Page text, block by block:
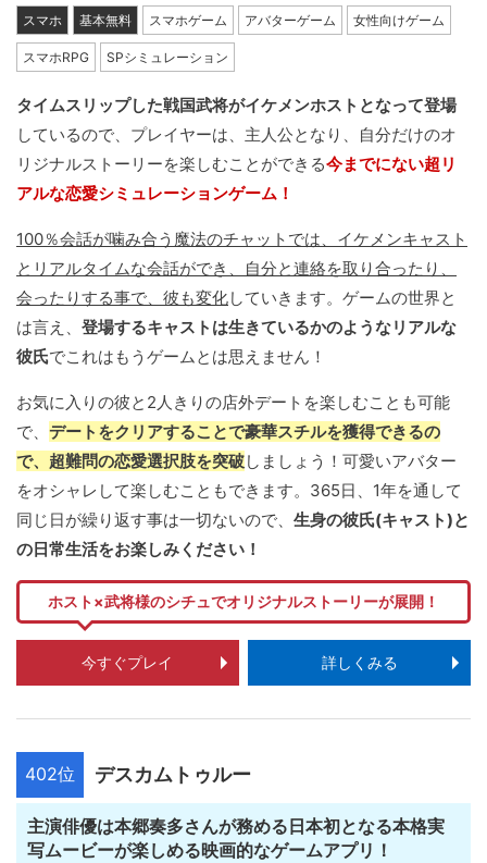
スマホ 基本無料 スマホゲーム アバターゲーム 女性向けゲーム
スマホRPG SPシミュレーション
タイムスリップした戦国武将がイケメンホストとなって登場
しているので、プレイヤーは、主人公となり、自分だけのオ
リジナルストーリーを楽しむことができる今までにない超リ
アルな恋愛シミュレーションゲーム！
100％会話が噛み合う魔法のチャットでは、イケメンキャスト
とリアルタイムな会話ができ、自分と連絡を取り合ったり、
会ったりする事で、彼も変化していきます。ゲームの世界と
は言え、 登場するキャストは生きているかのようなリアルな
彼氏でこれはもうゲームとは思えません！
お気に入りの彼と2人きりの店外デートを楽しむことも可能
で、 デートをクリアすることで豪華スチルを獲得できるの
で、超難問の恋愛選択肢を突破しましょう！可愛いアバター
をオシャレして楽しむこともできます。365日、1年を通して
同じ日が繰り返す事は一切ないので、 生身の彼氏(キャスト)と
の日常生活をお楽しみください！
ホスト×武将様のシチュでオリジナルストーリーが展開！
今すぐプレイ 詳しくみる
402位 デスカムトゥルー
主演俳優は本郷奏多さんが務める日本初となる本格実
写ムービーが楽しめる映画的なゲームアプリ！